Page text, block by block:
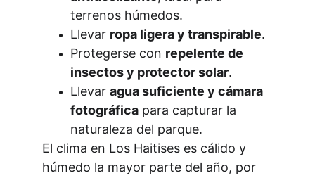
terrenos húmedos.
Llevar ropa ligera y transpirable.
Protegerse con repelente de
insectos y protector solar.
Llevar agua suficiente y cámara
fotográfica para capturar la
naturaleza del parque.
El clima en Los Haitises es cálido y
húmedo la mayor parte del año, por